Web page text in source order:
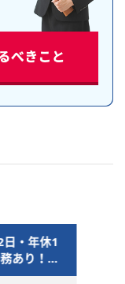
日・年休1
あり！急